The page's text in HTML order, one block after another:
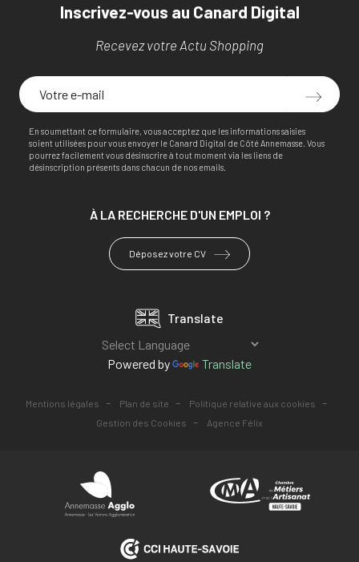
Inscrivez-vous au Canard Digital
Recevez votre Actu Shopping
En soumettant ce formulaire, vous acceptez que les informations saisies
soient utilisées pour vous envoyer le Canard Digital de Côté Annemasse. Vous
pourrez facilement vous désinscrire à tout moment via les liens de
désinscription présents dans chacun de nos emails.
À LA RECHERCHE D'UN EMPLOI ?
Déposez votre CV
Translate
Powered by Translate
Mentions légales - Plan de site - Politique relative aux cookies -
Gestion des Cookies - Agence Félix